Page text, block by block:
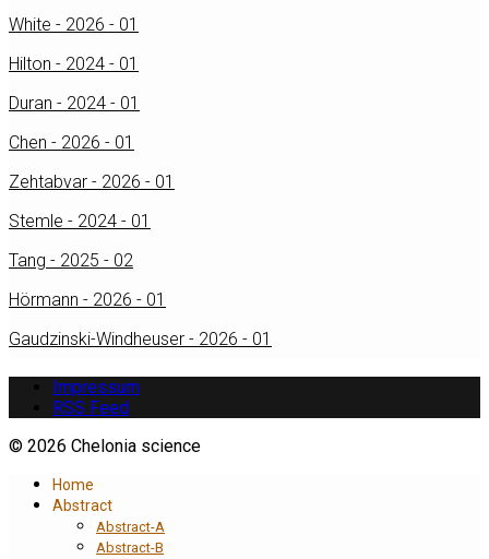
White - 2026 - 01
Hilton - 2024 - 01
Duran - 2024 - 01
Chen - 2026 - 01
Zehtabvar - 2026 - 01
Stemle - 2024 - 01
Tang - 2025 - 02
Hörmann - 2026 - 01
Gaudzinski-Windheuser - 2026 - 01
Impressum
RSS Feed
© 2026 Chelonia science
Home
Abstract
Abstract-A
Abstract-B